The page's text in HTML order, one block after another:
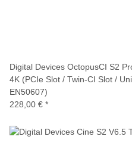
Digital Devices OctopusCI S2
4K (PCIe Slot / Twin-CI Slot /
EN50607)
228,00 € *